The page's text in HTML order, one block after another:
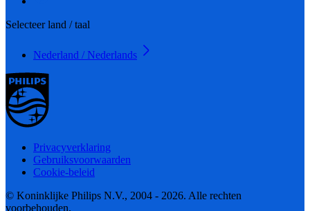
Selecteer land / taal
Nederland / Nederlands
Privacyverklaring
Gebruiksvoorwaarden
Cookie-beleid
© Koninklijke Philips N.V., 2004 - 2026. Alle rechten
voorbehouden.